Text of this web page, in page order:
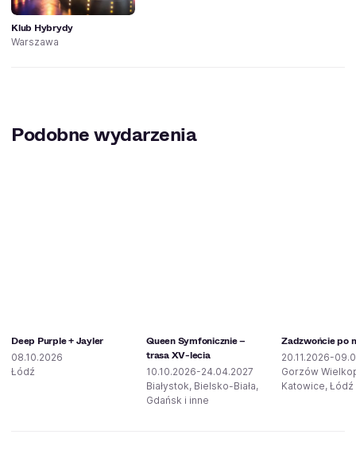
Klub Hybrydy
Warszawa
Podobne wydarzenia
Deep Purple + Jayler
08.10.2026
Łódź
Queen Symfonicznie –
trasa XV-lecia
10.10.2026-24.04.2027
Białystok, Bielsko-Biała,
Gdańsk i inne
Zadzwońcie po
20.11.2026-
Gorzów
Katowice, Łódź